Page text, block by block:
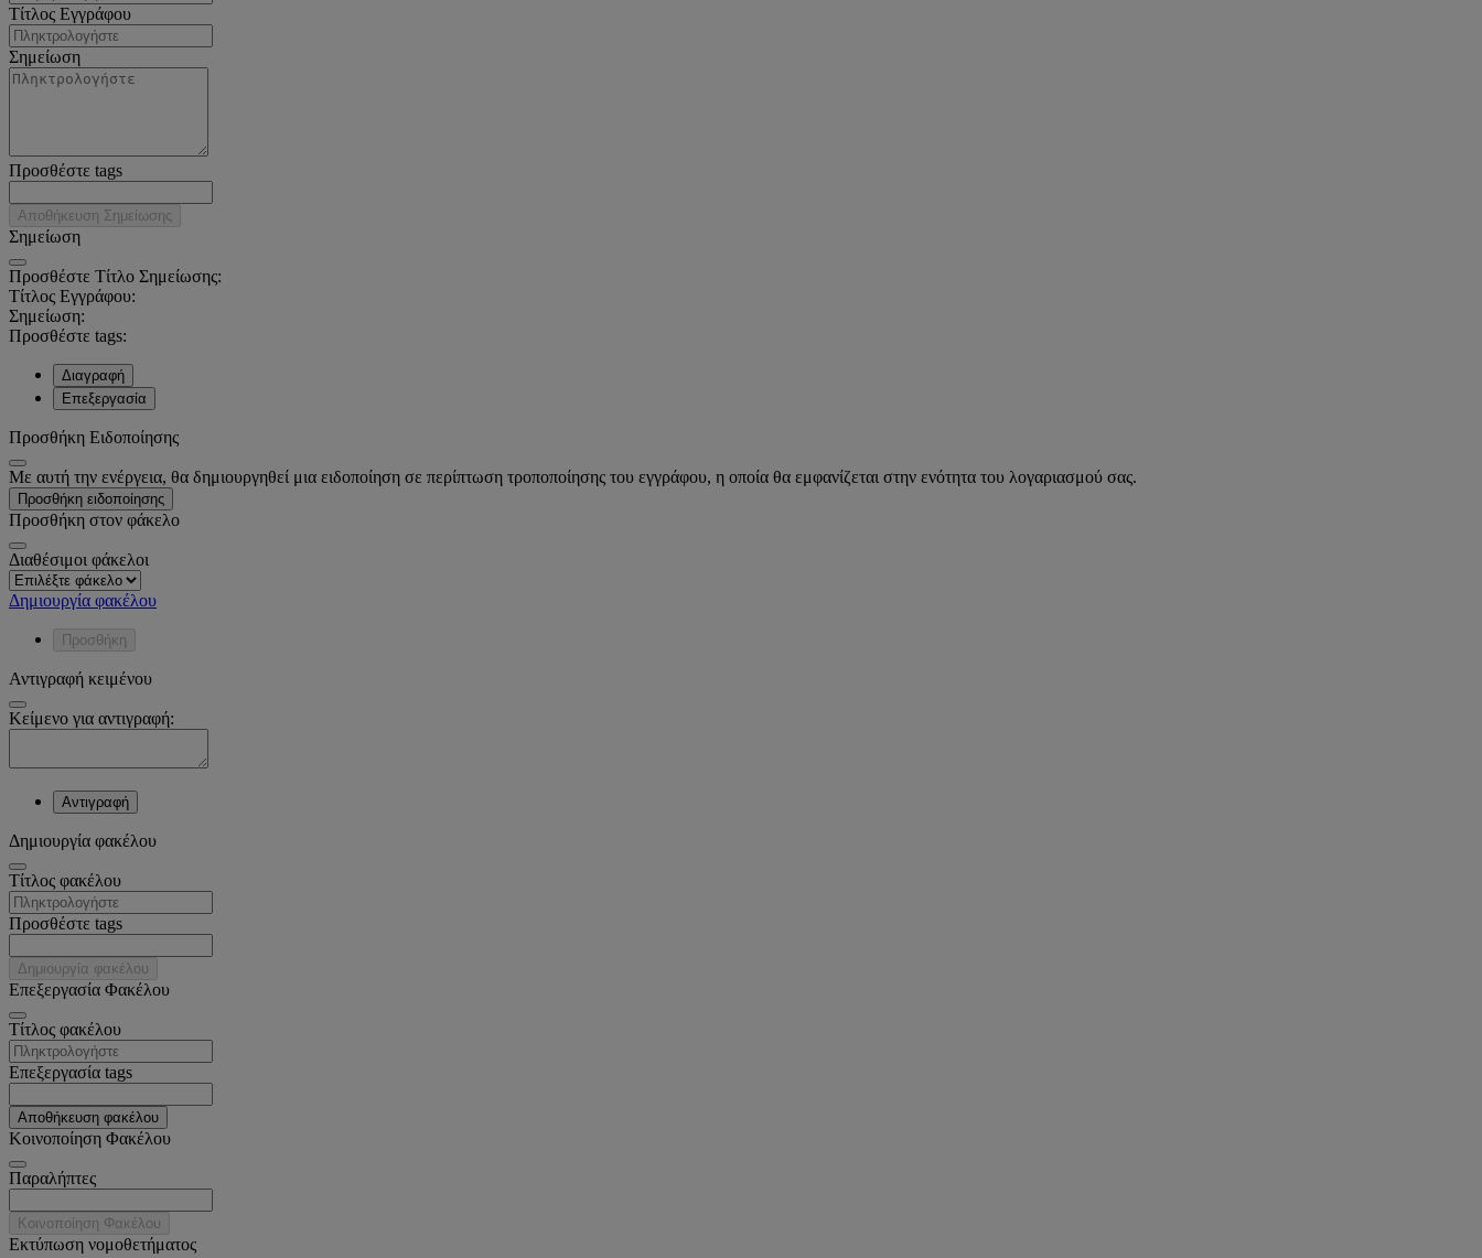
Τίτλος Εγγράφου
Σημείωση
Προσθέστε tags
Αποθήκευση Σημείωσης
Σημείωση
Προσθέστε Τίτλο Σημείωσης:
Τίτλος Εγγράφου:
Σημείωση:
Προσθέστε tags:
Διαγραφή
Επεξεργασία
Προσθήκη Ειδοποίησης
Με αυτή την ενέργεια, θα δημιουργηθεί μια ειδοποίηση σε περίπτωση τροποποίησης του εγγράφου, η οποία θα εμφανίζεται στην ενότητα του λογαριασμού σας.
Προσθήκη ειδοποίησης
Προσθήκη στον φάκελο
Διαθέσιμοι φάκελοι
Δημιουργία φακέλου
Προσθήκη
Αντιγραφή κειμένου
Κείμενο για αντιγραφή:
Αντιγραφή
Δημιουργία φακέλου
Tίτλος φακέλου
Προσθέστε tags
Δημιουργία φακέλου
Επεξεργασία Φακέλου
Tίτλος φακέλου
Επεξεργασία tags
Αποθήκευση φακέλου
Κοινοποίηση Φακέλου
Παραλήπτες
Κοινοποίηση Φακέλου
Εκτύπωση νομοθετήματος